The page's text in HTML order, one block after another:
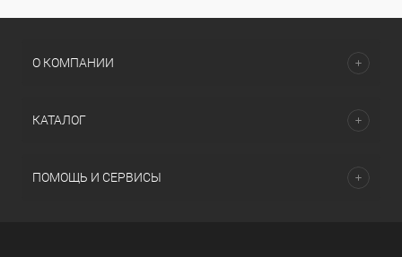
О КОМПАНИИ
КАТАЛОГ
ПОМОЩЬ И СЕРВИСЫ